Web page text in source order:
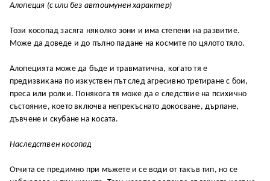
Алопеция (с или без автоимунен характер)
Този косопад засяга няколко зони и има степени на развитие.
Може да доведе и до пълно падане на космите по цялото тяло.
Алопецията може да бъде и травматична, когато тя е
предизвикана по изкуствен път след агресивно третиране с бои,
преса или ролки. Понякога тя може да е следствие на психично
състояние, което включва непрекъснато докосване, дърпане,
дъвчене и скубане на косата.
Наследствен косопад
Отчита се предимно при мъжете и се води от такъв тип, но се